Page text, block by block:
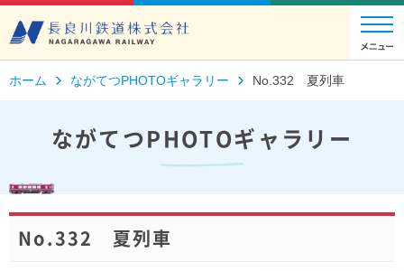
ホーム ながてつPHOTOギャラリー No.332 夏列車
ながてつPHOTOギャラリー
No.332 夏列車